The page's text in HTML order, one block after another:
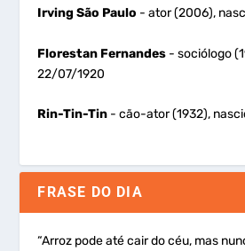
Irving São Paulo - ator (2006),
Florestan Fernandes - sociólogo
22/07/1920
Rin-Tin-Tin - cão-ator (1932),
FRASE DO DIA
“Arroz pode até cair do céu, mas